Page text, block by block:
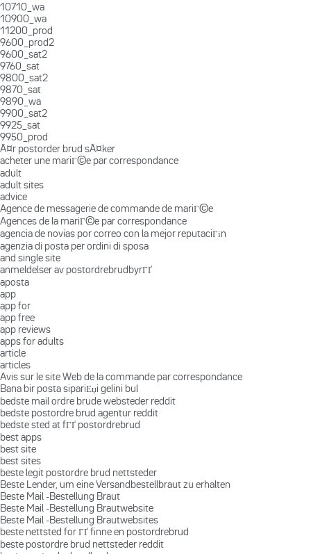
10710_wa
10900_wa
11200_prod
9600_prod2
9600_sat2
9760_sat
9800_sat2
9870_sat
9890_wa
9900_sat2
9925_sat
9950_prod
Ã¤r postorder brud sÃ¤ker
acheter une mariГ©e par correspondance
adult
adult sites
advice
Agence de messagerie de commande de mariГ©e
Agences de la mariГ©e par correspondance
agencia de novias por correo con la mejor reputaciГіn
agenzia di posta per ordini di sposa
and single site
anmeldelser av postordrebrudbyrГҐ
aposta
app
app for
app free
app reviews
apps for adults
article
articles
Avis sur le site Web de la commande par correspondance
Bana bir posta sipariЕџi gelini bul
bedste mail ordre brude websteder reddit
bedste postordre brud agentur reddit
bedste sted at fГҐ postordrebrud
best apps
best site
best sites
beste legit postordre brud nettsteder
Beste Lender, um eine Versandbestellbraut zu erhalten
Beste Mail -Bestellung Braut
Beste Mail -Bestellung Brautwebsite
Beste Mail -Bestellung Brautwebsites
beste nettsted for ГҐ finne en postordrebrud
beste postordre brud nettsteder reddit